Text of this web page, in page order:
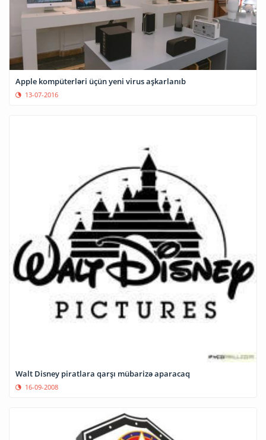
Apple kompüterləri üçün yeni virus aşkarlanıb
13-07-2016
Walt Disney piratlara qarşı mübarizə aparacaq
16-09-2008